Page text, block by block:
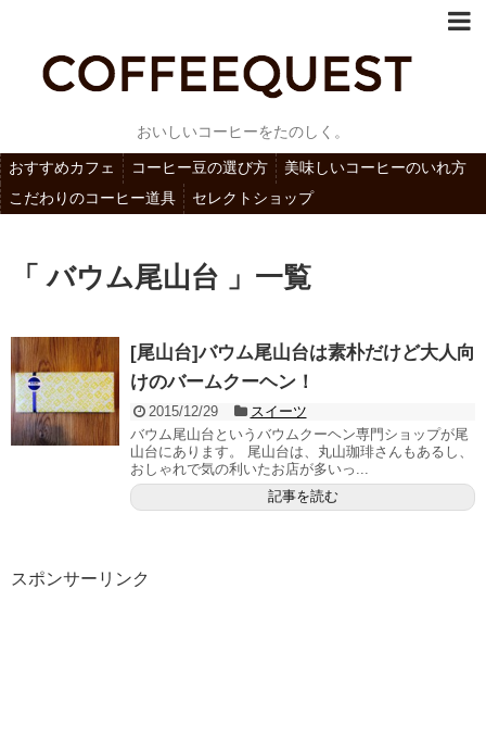
おいしいコーヒーをたのしく。
おすすめカフェ コーヒー豆の選び方
美味しいコーヒーのいれ方
こだわりのコーヒー道具
セレクトショップ
「 バウム尾山台 」一覧
[尾山台]バウム尾山台は素朴だけど大人向
けのバームクーヘン！
2015/12/29
スイーツ
バウム尾山台というバウムクーヘン専門ショップが尾
山台にあります。 尾山台は、丸山珈琲さんもあるし、
おしゃれで気の利いたお店が多いっ...
記事を読む
スポンサーリンク